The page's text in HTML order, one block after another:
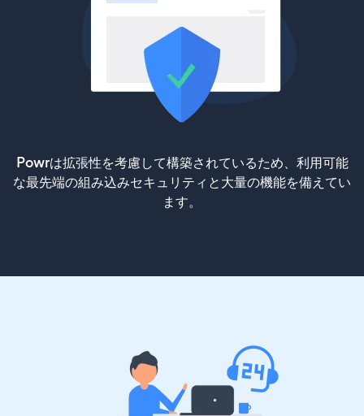
Powrは拡張性を考慮して構築されているため、利用可能
な最先端の組み込みセキュリティと大量の機能を備えてい
ます。